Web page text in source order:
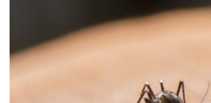
Ingresar a Mi Bupa